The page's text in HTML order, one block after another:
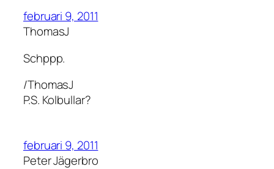
februari 9, 2011
ThomasJ
Schppp.
/ThomasJ
P.S. Kolbullar?
februari 9, 2011
Peter Jägerbro